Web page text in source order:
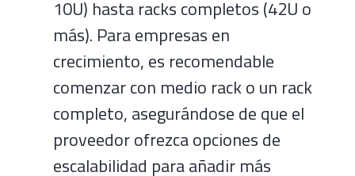
10U) hasta racks completos (42U o
más). Para empresas en
crecimiento, es recomendable
comenzar con medio rack o un rack
completo, asegurándose de que el
proveedor ofrezca opciones de
escalabilidad para añadir más